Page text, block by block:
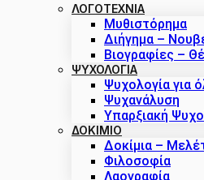
ΛΟΓΟΤΕΧΝΙΑ
Μυθιστόρημα
Διήγημα –
Βιογραφίες –
ΨΥΧΟΛΟΓΙΑ
Ψυχολογία για
Ψυχανάλυση
Υπαρξιακή
ΔΟΚΊΜΙΟ
Δοκίμια –
Φιλοσοφία
Λαογραφία